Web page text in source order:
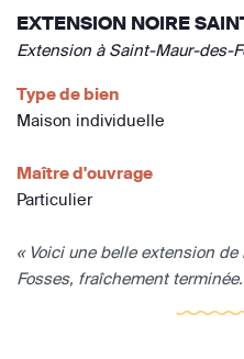
EXTENSION NOIRE
Extension à Saint-Maur-des-
Type de bien
Maison individuelle
Maître d'ouvrage
Particulier
« Voici une belle extension
Fosses, fraîchement